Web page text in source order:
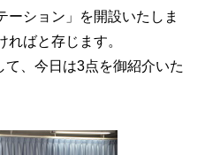
ーション」を開設いたしま
ばと存じます。
、今日は3点を御紹介いた